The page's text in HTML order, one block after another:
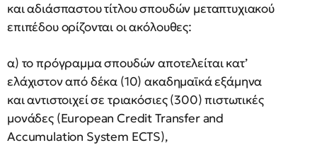
και αδιάσπαστου τίτλου σπουδών μεταπτυχιακού
επιπέδου ορίζονται οι ακόλουθες:
α) το πρόγραμμα σπουδών αποτελείται κατ’
ελάχιστον από δέκα (10) ακαδημαϊκά εξάμηνα
και αντιστοιχεί σε τριακόσιες (300) πιστωτικές
μονάδες (European Credit Transfer and
Accumulation System ECTS),